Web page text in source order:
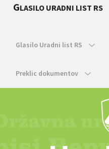
GLASILO URADNI LIST RS
Glasilo Uradni list RS
Preklic dokumentov